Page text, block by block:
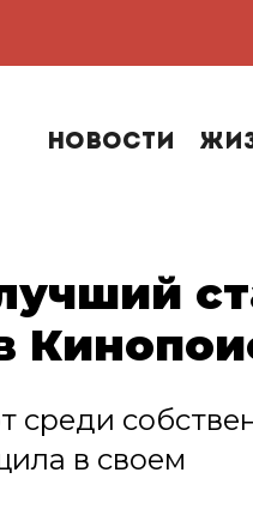
Новости
среди
в своем